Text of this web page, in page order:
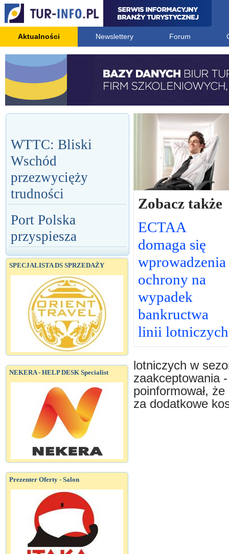
Aktualności Newslettery Forum
WTTC: Bliski
Wschód
przezwycięży
trudności
Port Polska
przyspiesza
SPECJALISTA DS SPRZEDAŻY
NEKERA - HELP DESK Specialist
Prezenter Oferty - Salon
Zobacz także
ECTAA
domaga się
wprowadzenia
ochrony na
wypadek
bankructwa
linii lotniczych
lotniczych w
zaakceptowania
poinformował,
za dodatkowe